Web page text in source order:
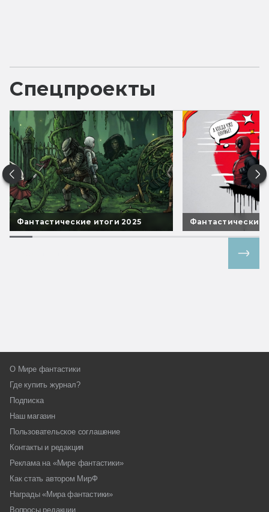
Спецпроекты
Фантастические итоги 2025 Фантастические
О Мире фантастики
Где купить журнал?
Подписка
Наш магазин
Пользовательское соглашение
Контакты и редакция
Реклама на «Мире фантастики»
Как стать автором МирФ
Награды «Мира фантастики»
Вопросы редакции